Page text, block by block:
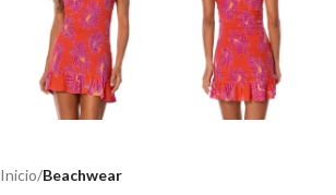
Inicio Beachwear